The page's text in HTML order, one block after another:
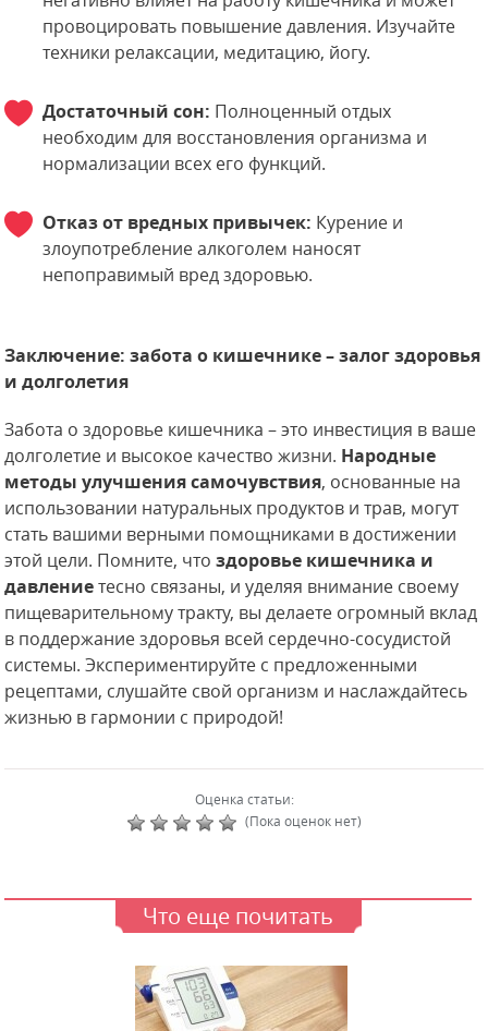
провоцировать повышение давления. Изучайте
техники релаксации, медитацию, йогу.
Достаточный сон: Полноценный отдых
необходим для восстановления организма и
нормализации всех его функций.
Отказ от вредных привычек: Курение и
злоупотребление алкоголем наносят
непоправимый вред здоровью.
Заключение: забота о кишечнике – залог здоровья
и долголетия
Забота о здоровье кишечника – это инвестиция в ваше
долголетие и высокое качество жизни. Народные
методы улучшения самочувствия, основанные на
использовании натуральных продуктов и трав, могут
стать вашими верными помощниками в достижении
этой цели. Помните, чтоздоровье кишечника и
давлениетесно связаны, и уделяя внимание своему
пищеварительному тракту, вы делаете огромный вклад
в поддержание здоровья всей сердечно-сосудистой
системы. Экспериментируйте с предложенными
рецептами, слушайте свой организм и наслаждайтесь
жизнью в гармонии с природой!
Оценка статьи:
(Пока оценок нет)
Что еще почитать